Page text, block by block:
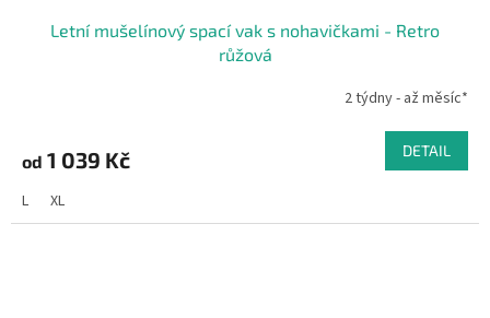
Letní mušelínový spací vak s nohavičkami - Retro
růžová
2 týdny - až měsíc*
od 1 039 Kč DETAIL
L XL